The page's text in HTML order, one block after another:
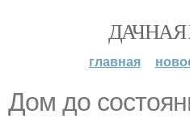
главная
Дом до